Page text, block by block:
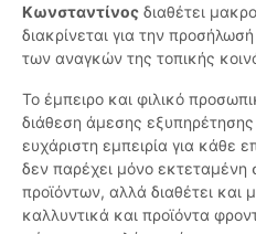
Κωνσταντίνος διαθέτει
διακρίνεται για την
των αναγκών της τοπικής
Το έμπειρο και φιλικό
διάθεση άμεσης
ευχάριστη εμπειρία για κάθε
δεν παρέχει μόνο εκτεταμένη
προϊόντων, αλλά διαθέτει και
καλλυντικά και προϊόντα